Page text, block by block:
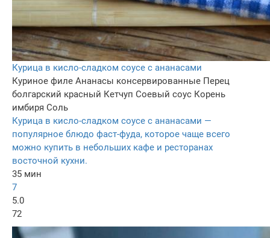
Курица в кисло-сладком соусе с ананасами
Куриное филе Ананасы консервированные Перец
болгарский красный Кетчуп Соевый соус Корень
имбиря Соль
Курица в кисло-сладком соусе с ананасами —
популярное блюдо фаст-фуда, которое чаще всего
можно купить в небольших кафе и ресторанах
восточной кухни.
35 мин
7
5.0
72